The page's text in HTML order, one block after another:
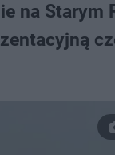
na Starym